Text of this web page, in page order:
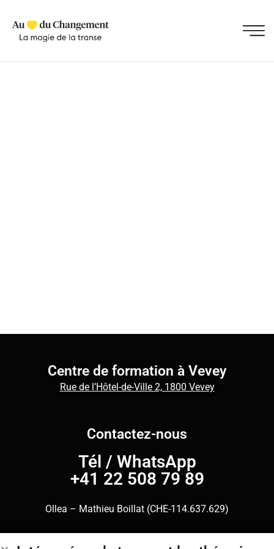
Centre de formation à Vevey
Rue de l’Hôtel-de-Ville 2, 1800 Vevey
Contactez-nous
Tél / WhatsApp
+41 22 508 79 89
Ollea – Mathieu Boillat (CHE-114.637.629)